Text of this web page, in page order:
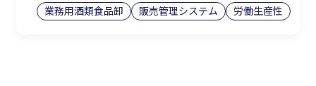
業務用酒類食品卸 販売管理システム 労働生産性